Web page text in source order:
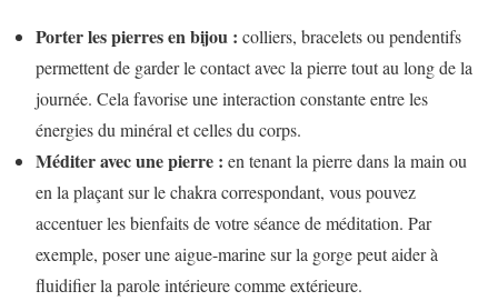
Porter les pierres en bijou : colliers, bracelets ou pendentifs
permettent de garder le contact avec la pierre tout au long de la
journée. Cela favorise une interaction constante entre les
énergies du minéral et celles du corps.
Méditer avec une pierre : en tenant la pierre dans la main ou
en la plaçant sur le chakra correspondant, vous pouvez
accentuer les bienfaits de votre séance de méditation. Par
exemple, poser une aigue-marine sur la gorge peut aider à
fluidifier la parole intérieure comme extérieure.